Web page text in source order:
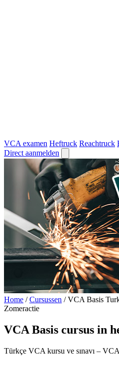
VCA examen Heftruck Reachtruck
Direct aanmelden
Home / Cursussen / VCA Basis
Zomeractie
VCA Basis cursus in
Türkçe VCA kursu ve sınavı –